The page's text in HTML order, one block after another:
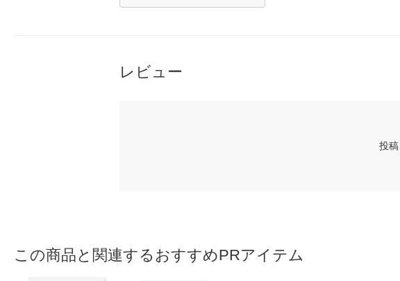
レビュー
投稿
この商品と関連するおすすめPRアイテム